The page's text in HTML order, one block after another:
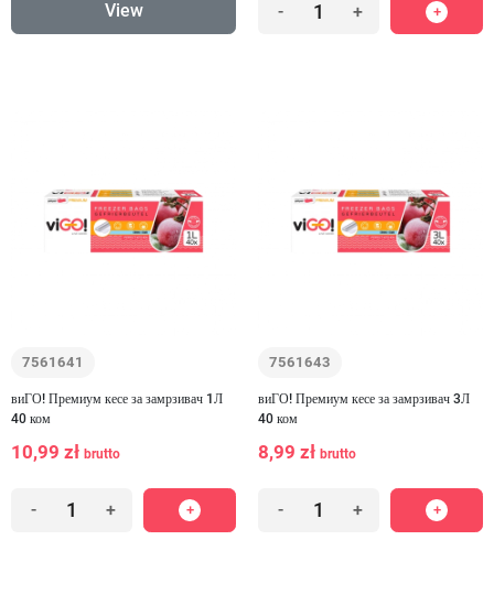
View - +
7561641
виГО! Премиум кесе за замрзивач 1Л
40 ком
10,99 zł brutto
- +
7561643
виГО! Премиум кесе за замрзивач 3Л
40 ком
8,99 zł brutto
- +